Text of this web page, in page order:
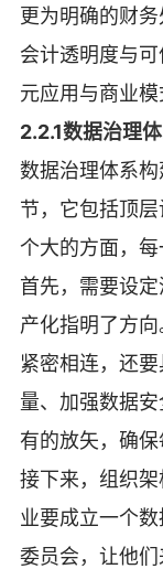
更为明确的财
会计透明度与
元应用与商业模
2.2.1数据治理
数据治理体系
节，它包括顶
个大的方面，每
首先，需要设
产化指明了方
紧密相连，还
量、加强数据
有的放矢，确保
接下来，组织
业要成立一个
委员会，让他